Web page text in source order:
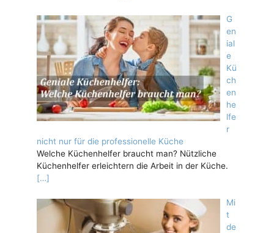
G
en
ial
e
Kü
ch
en
he
lfe
r
nicht nur für die professionelle Küche
Welche Küchenhelfer braucht man? Nützliche
Küchenhelfer erleichtern die Arbeit in der Küche.
[…]
Mi
t
de